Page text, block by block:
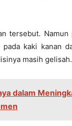
tersebut.
kaki kanan
masih gelisah.
dalam